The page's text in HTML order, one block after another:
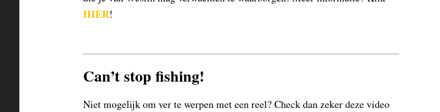
HIER!
Can’t stop fishing!
Niet mogelijk om ver te werpen met een reel? Check dan zeker deze video